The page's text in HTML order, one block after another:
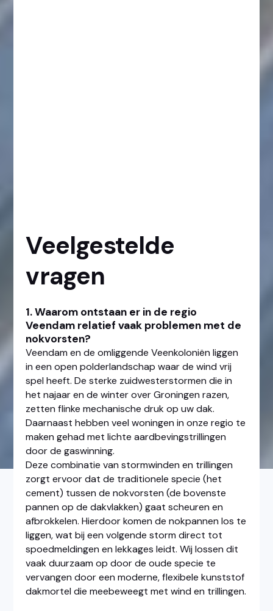
Veelgestelde
vragen
1. Waarom ontstaan er in de regio
Veendam relatief vaak problemen met de
nokvorsten?
Veendam en de omliggende Veenkoloniën liggen
in een open polderlandschap waar de wind vrij
spel heeft. De sterke zuidwesterstormen die in
het najaar en de winter over Groningen razen,
zetten flinke mechanische druk op uw dak.
Daarnaast hebben veel woningen in onze regio te
maken gehad met lichte aardbevingstrillingen
door de gaswinning.
Deze combinatie van stormwinden en trillingen
zorgt ervoor dat de traditionele specie (het
cement) tussen de nokvorsten (de bovenste
pannen op de dakvlakken) gaat scheuren en
afbrokkelen. Hierdoor komen de nokpannen los te
liggen, wat bij een volgende storm direct tot
spoedmeldingen en lekkages leidt. Wij lossen dit
vaak duurzaam op door de oude specie te
vervangen door een moderne, flexibele kunststof
dakmortel die meebeweegt met wind en trillingen.